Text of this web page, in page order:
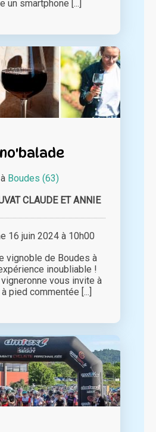
un smartphone [...]
Boudes (63)
CLAUDE ET ANNIE
16 juin 2024 à 10h00
vignoble de Boudes à
inoubliable !
vous invite à
pied commentée [...]